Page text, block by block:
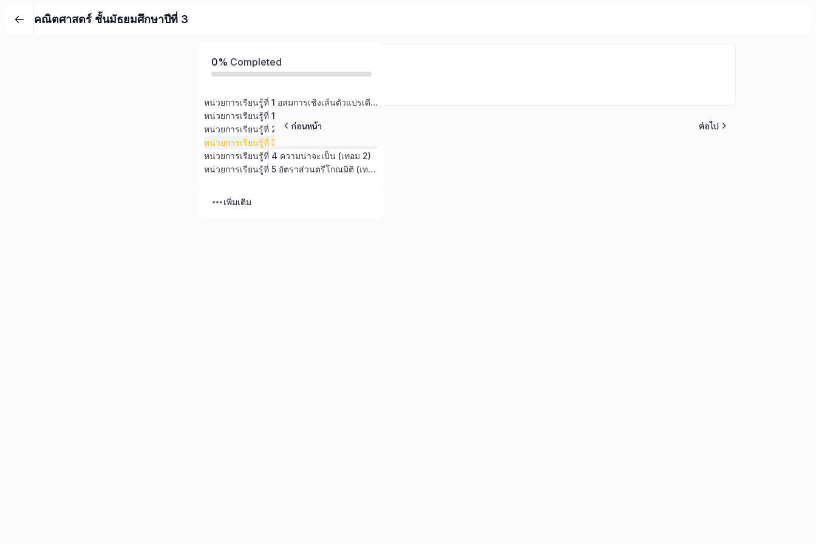
คณิตศาสตร์ ชั้นมัธยมศึกษาปีที่ 3
0% Completed
หน่วยการเรียนรู้ที่ 1 อสมการเชิงเส้นตัวแปรเดียว (เทอม 1)
หน่วยการเรียนรู้ที่ 2 วงกลม (เทอม 2)
หน่วยการเรียนรู้ที่ 4 ความน่าจะเป็น (เทอม 2)
หน่วยการเรียนรู้ที่ 5 อัตราส่วนตรีโกณมิติ (เทอม 2)
เพิ่มเติม
ก่อนหน้า ต่อไป